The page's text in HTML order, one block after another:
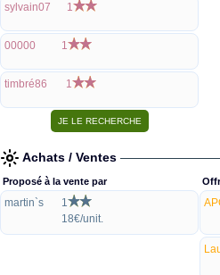
sylvain07 1
00000 1
timbré86 1
Achats / Ventes
Proposé à la vente par
martin`s
1
18€/unit.